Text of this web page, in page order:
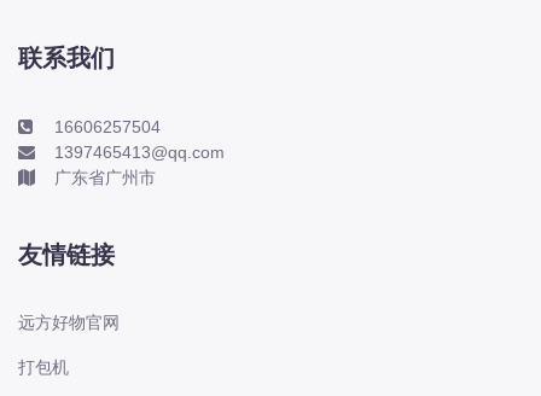
宾利
本田-东风本田
本田-广州本田
本田-海外本田
标致
联系我们
16606257504
1397465413@qq.com
广东省广州市
友情链接
远方好物官网
打包机